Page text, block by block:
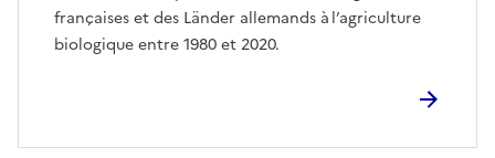
françaises et des Länder allemands à l’agriculture
biologique entre 1980 et 2020.